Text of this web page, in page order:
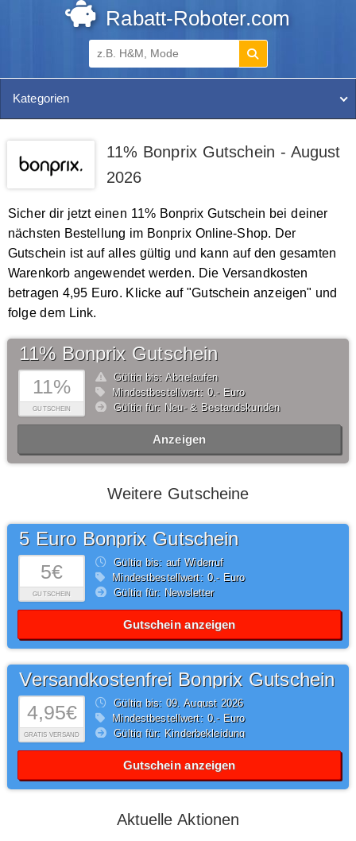
Rabatt-Roboter.com
Kategorien
11% Bonprix Gutschein - August
2026
Sicher dir jetzt einen 11% Bonprix Gutschein bei deiner
nächsten Bestellung im Bonprix Online-Shop. Der
Gutschein ist auf alles gültig und kann auf den gesamten
Warenkorb angewendet werden. Die Versandkosten
betragen 4,95 Euro. Klicke auf "Gutschein anzeigen" und
folge dem Link.
11%
GUTSCHEIN
11% Bonprix Gutschein
Gültig bis: Abgelaufen
Mindestbestellwert: 0,- Euro
Gültig für: Neu- & Bestandskunden
Anzeigen
Weitere Gutscheine
5€
GUTSCHEIN
5 Euro Bonprix Gutschein
Gültig bis: auf Widerruf
Mindestbestellwert: 0,- Euro
Gültig für: Newsletter
Gutschein anzeigen
4,95€
GRATIS VERSAND
Versandkostenfrei Bonprix Gutschein
Gültig bis: 09.August2026
Mindestbestellwert: 0,- Euro
Gültig für: Kinderbekleidung
Gutschein anzeigen
Aktuelle Aktionen